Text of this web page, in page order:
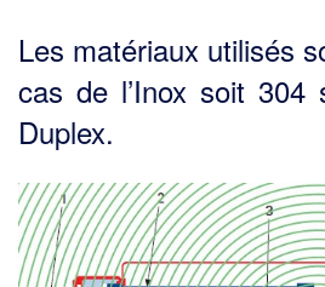
Les matériaux utilisés
cas de l’Inox soit
Duplex.